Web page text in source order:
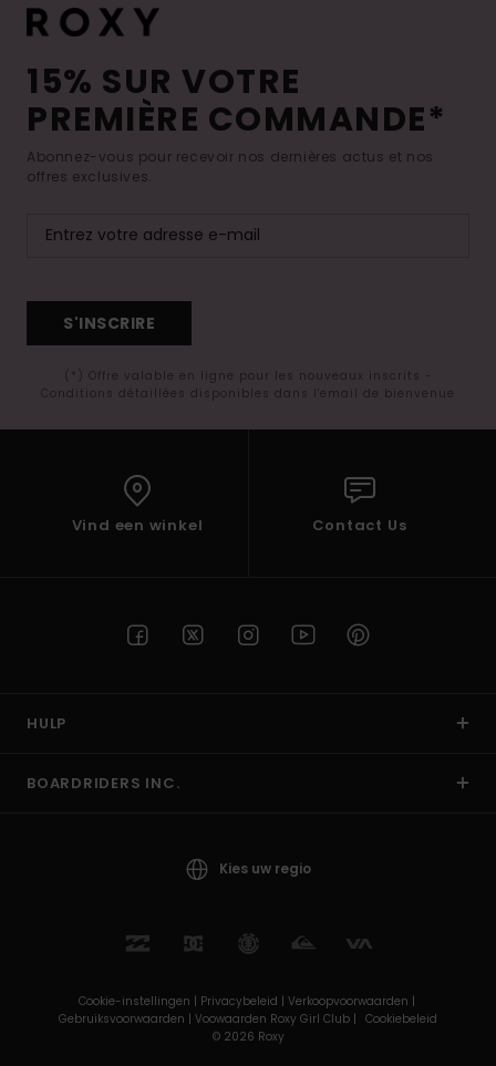
15% SUR VOTRE
PREMIÈRE COMMANDE*
Abonnez-vous pour recevoir nos dernières actus et nos
offres exclusives.
S'INSCRIRE
(*) Offre valable en ligne pour les nouveaux inscrits -
Conditions détaillées disponibles dans l'email de bienvenue
Vind een winkel Contact Us
HULP
BOARDRIDERS INC.
Kies uw regio
Cookie-instellingen | Privacybeleid | Verkoopvoorwaarden |
Gebruiksvoorwaarden | Voowaarden Roxy Girl Club | Cookiebeleid
© 2026 Roxy